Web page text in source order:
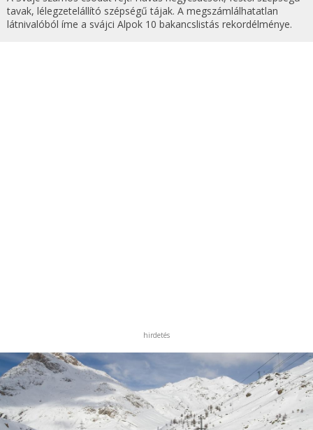
tavak, lélegzetelállító szépségű tájak. A megszámlálhatatlan
látnivalóból íme a svájci Alpok 10 bakancslistás rekordélménye.
hirdetés